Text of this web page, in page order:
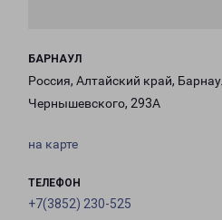
БАРНАУЛ
Россия, Алтайский край,
Чернышевского, 293А
на карте
ТЕЛЕФОН
+7(3852) 230-525